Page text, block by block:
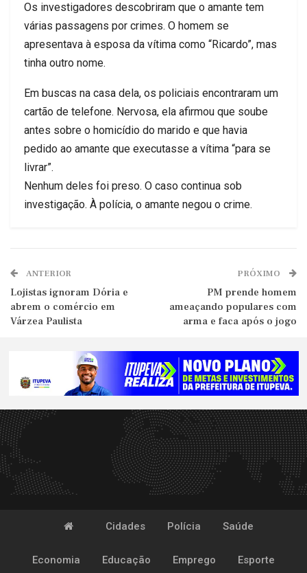
Os investigadores descobriram que o amante tem
várias passagens por crimes. O homem se
apresentava à esposa da vítima como “Ricardo”, mas
tinha outro nome.
Em buscas na casa dela, os policiais encontraram um
cartão de telefone. Nervosa, ela afirmou que soube
antes sobre o homicídio do marido e que havia
pedido ao amante que executasse a vítima “para se
livrar”.
Nenhum deles foi preso. O caso continua sob
investigação. À polícia, o amante negou o crime.
ANTERIOR
Lojistas ignoram Dória e
abrem o comércio em
Várzea Paulista
PRÓXIMO
PM prende homem
ameaçando populares com
arma e faca após o jogo
Cidades Polícia Saúde
Economia Educação Emprego Esporte